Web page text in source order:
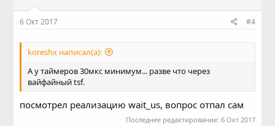
6 Окт 2017 #4
koreshx написал(а):
А у таймеров 30мкс минимум... разве что через
вайфайный tsf.
посмотрел реализацию wait_us, вопрос отпал сам
Последнее редактирование: 6 Окт 2017